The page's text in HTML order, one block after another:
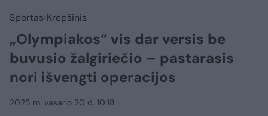
Sportas Krepšinis
„Olympiakos“ vis dar versis be
buvusio žalgiriečio – pastarasis
nori išvengti operacijos
2025 m. vasario 20 d. 10:18